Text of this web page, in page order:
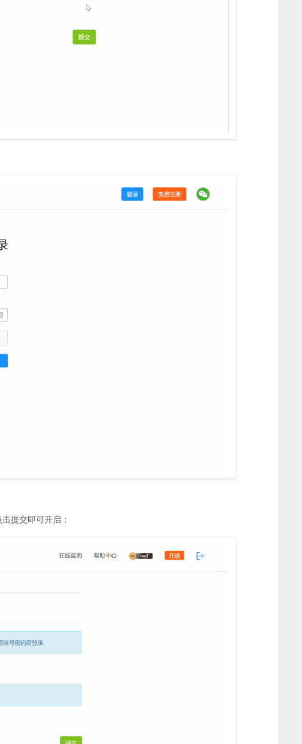
提交即可开启；